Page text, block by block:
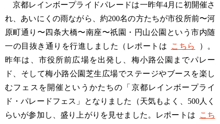
京都レインボープライドパレードは一昨年4月に初開催さ
れ、あいにくの雨ながら、約200名の方たちが市役所前〜河
原町通り〜四条大橋〜南座〜祇園・円山公園という市内随
一の目抜き通りを行進しました（レポートは
こちら
）。
昨年は、市役所前広場を出発し、梅小路公園までパレー
ド、そして梅小路公園芝生広場でステージやブースを楽し
むフェスを開催というかたちの「京都レインボープライ
ド・パレードフェス」となりました（天気もよく、500人く
らいが参加し、盛り上がりを見せました。レポートは
こち